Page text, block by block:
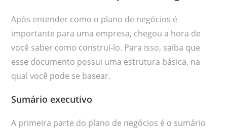
Após entender como o plano de negócios é
importante para uma empresa, chegou a hora de
você saber como construí-lo. Para isso, saiba que
esse documento possui uma estrutura básica, na
qual você pode se basear.
Sumário executivo
A primeira parte do plano de negócios é o sumário